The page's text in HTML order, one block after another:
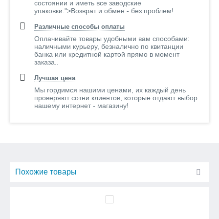
фотокерамики заключается в расщеплении вредных
загрязняющих бактерий, находящихся в атмосфере, на
нейтральные ионы, и расщепленные частицы смываются
дождевой водой.
Светокатализаторы,нанесенные на поверхность сайдинга,
обладают свойством расщеплять соединения азота до ионов
которые смываются водой.
Смываемая дождевая вода нейтральна к окружающей
Точно также оксид серы превращается в ион SOx, который
состоянии и иметь все заводские
упаковки.">Возврат и обмен - без проблем!
Различные способы оплаты
Оплачивайте товары удобными вам способами:
наличными курьеру, безналично по квитанции
банка или кредитной картой прямо в момент
заказа..
Лучшая цена
Мы гордимся нашими ценами, их каждый день
проверяют сотни клиентов, которые отдают выбор
нашему интернет - магазину!
Похожие товары